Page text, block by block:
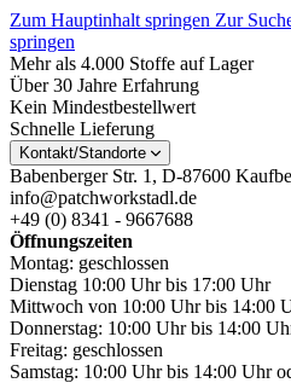
Zum Hauptinhalt springen Zur
springen
Mehr als 4.000 Stoffe auf Lager
Über 30 Jahre Erfahrung
Kein Mindestbestellwert
Schnelle Lieferung
Kontakt/Standorte
Babenberger Str. 1, D-87600
info@patchworkstadl.de
+49 (0) 8341 - 9667688
Öffnungszeiten
Montag: geschlossen
Dienstag 10:00 Uhr bis 17:00 Uhr
Mittwoch von 10:00 Uhr bis 14:00
Donnerstag: 10:00 Uhr bis 14:00
Freitag: geschlossen
Samstag: 10:00 Uhr bis 14:00 Uhr